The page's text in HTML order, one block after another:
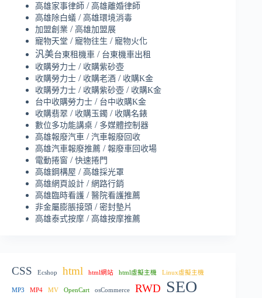
高雄家事律師 / 高雄離婚律師
高雄除白蟻 / 高雄環境消毒
加盟創業 / 高雄加盟展
寵物天堂 / 寵物往生 / 寵物火化
汎美台東租機車 / 台東機車出租
收購勞力士 / 收購紫砂壺
收購勞力士 / 收購老酒 / 收購K金
收購勞力士 / 收購紫砂壺 / 收購K金
台中收購勞力士 / 台中收購K金
收購翡翠 / 收購玉鐲 / 收購名錶
數位多功能講桌 / 多媒體控制器
高雄報廢汽車 / 汽車報廢回收
高雄汽車報廢推薦 / 報廢車回收場
電動捲窗 / 快速捲門
高雄鋼構屋 / 高雄採光罩
高雄網頁設計 / 網路行銷
高雄臨時看護 / 醫院看護推薦
非金屬膨脹接頭 / 密封墊片
高雄泰式按摩 / 高雄按摩推薦
CSS Ecshop html html網站 html虛擬主機 Linux虛擬主機
MP3 MP4 MV OpenCart osCommerce RWD SEO